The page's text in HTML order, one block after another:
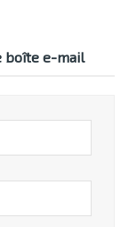
boîte e-mail